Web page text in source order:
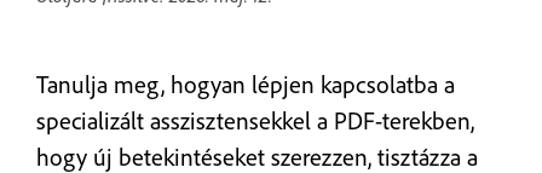
Tanulja meg, hogyan lépjen kapcsolatba a
specializált asszisztensekkel a PDF-terekben,
hogy új betekintéseket szerezzen, tisztázza a